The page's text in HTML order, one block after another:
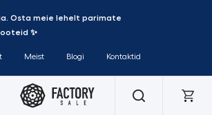
Osta meie lehelt parimate
✨
Meist Blogi Kontaktid